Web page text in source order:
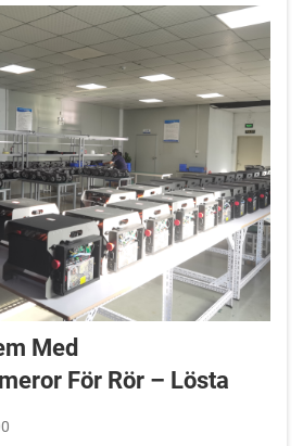
Med
För Rör – Lösta